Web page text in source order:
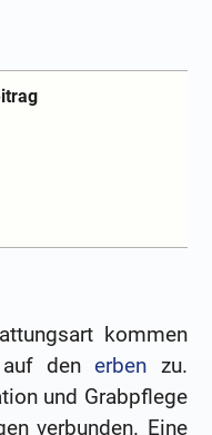
kommen
auf denerben zu.
und Grabpflege
verbunden. Eine